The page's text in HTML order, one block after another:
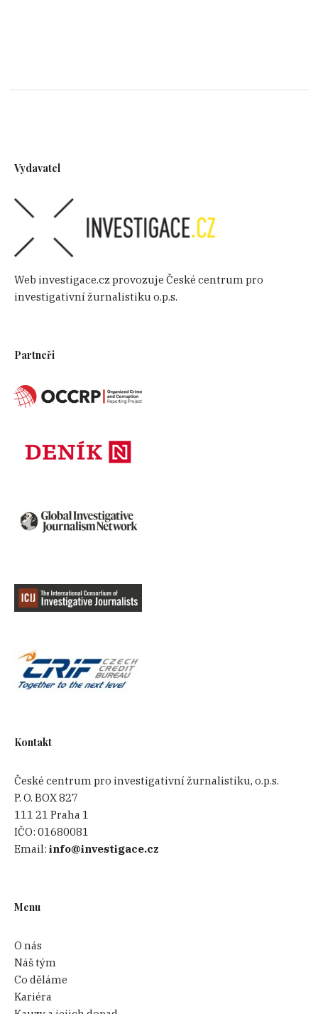
Vydavatel
Web investigace.cz provozuje České centrum pro
investigativní žurnalistiku o.p.s.
Partneři
Kontakt
České centrum pro investigativní žurnalistiku, o.p.s.
P. O. BOX 827
111 21 Praha 1
IČO:01680081
Email:info@investigace.cz
Menu
O nás
Náš tým
Co děláme
Kariéra